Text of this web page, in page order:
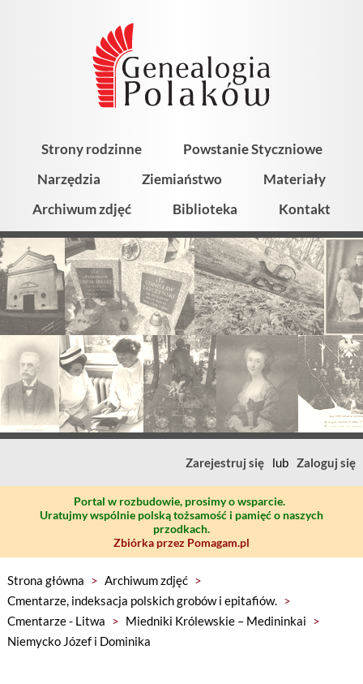
Strony rodzinne
Powstanie Styczniowe
Narzędzia
Ziemiaństwo
Materiały
Archiwum zdjęć
Biblioteka Kontakt
Zarejestruj się lub Zaloguj się
Portal w rozbudowie, prosimy o wsparcie.
Uratujmy wspólnie polską tożsamość i pamięć o naszych
przodkach.
Zbiórka przez Pomagam.pl
Strona główna > Archiwum zdjęć >
Cmentarze, indeksacja polskich grobów i epitafiów. >
Cmentarze - Litwa > Miedniki Królewskie – Medininkai >
Niemycko Józef i Dominika